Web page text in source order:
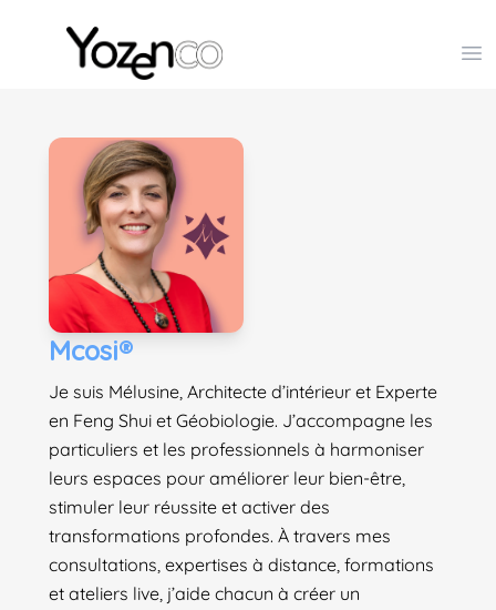
Yozenco - Organisateur de Salons, Evénements et
Mcosi®
Je suis Mélusine, Architecte d’intérieur et Experte
en Feng Shui et Géobiologie. J’accompagne les
particuliers et les professionnels à harmoniser
leurs espaces pour améliorer leur bien-être,
stimuler leur réussite et activer des
transformations profondes. À travers mes
consultations, expertises à distance, formations
et ateliers live, j’aide chacun à créer un